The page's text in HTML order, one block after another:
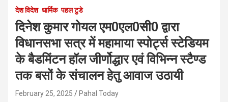
देश विदेश धार्मिक पहल टुडे
दिनेश कुमार गोयल एम0एल0सी0 द्वारा
विधानसभा सत्र में महामाया स्पोर्ट्स स्टेडियम
के बैडमिंटन हॉल जीर्णोद्धार एवं विभिन्न स्टैण्ड
तक बसों के संचालन हेतु आवाज उठायी
February 25, 2025 Pahal Today